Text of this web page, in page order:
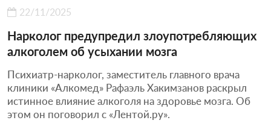
22/11/2025
Нарколог предупредил злоупотребляющих
алкоголем об усыхании мозга
Психиатр-нарколог, заместитель главного врача
клиники «Алкомед» Рафаэль Хакимзанов раскрыл
истинное влияние алкоголя на здоровье мозга. Об
этом он поговорил с «Лентой.ру».